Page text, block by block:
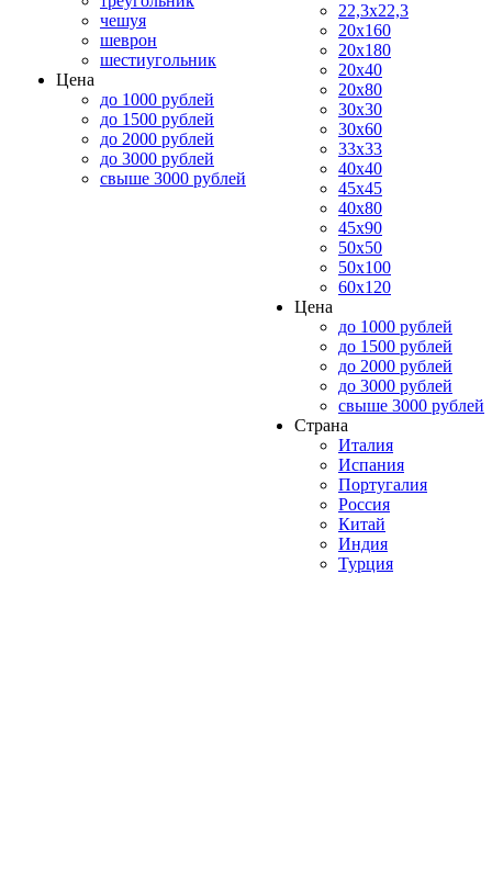
чешуя
шеврон
шестиугольник
Цена
до 1000 рублей
до 1500 рублей
до 2000 рублей
до 3000 рублей
свыше 3000 рублей
22,3x22,3
20x160
20x180
20x40
20x80
30x30
30x60
33x33
40x40
45x45
40x80
45x90
50x50
50x100
60x120
Цена
до 1000 рублей
до 1500 рублей
до 2000 рублей
до 3000 рублей
свыше 3000 рублей
Страна
Италия
Испания
Португалия
Россия
Китай
Индия
Турция